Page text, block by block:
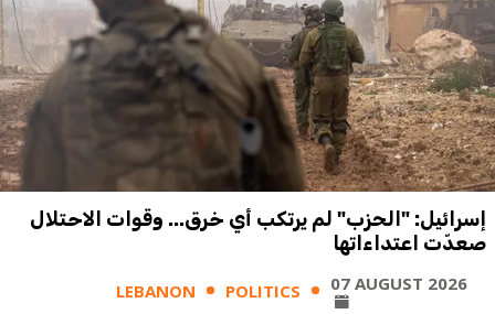
إسرائيل: "الحزب" لم يرتكب أي خرق... وقوات الاحتلال
صعدّت اعتداءاتها
LEBANON POLITICS 07 AUGUST 2026